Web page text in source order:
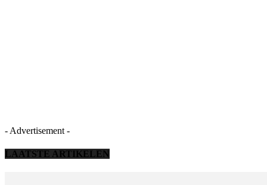
- Advertisement -
LAATSTE ARTIKELEN